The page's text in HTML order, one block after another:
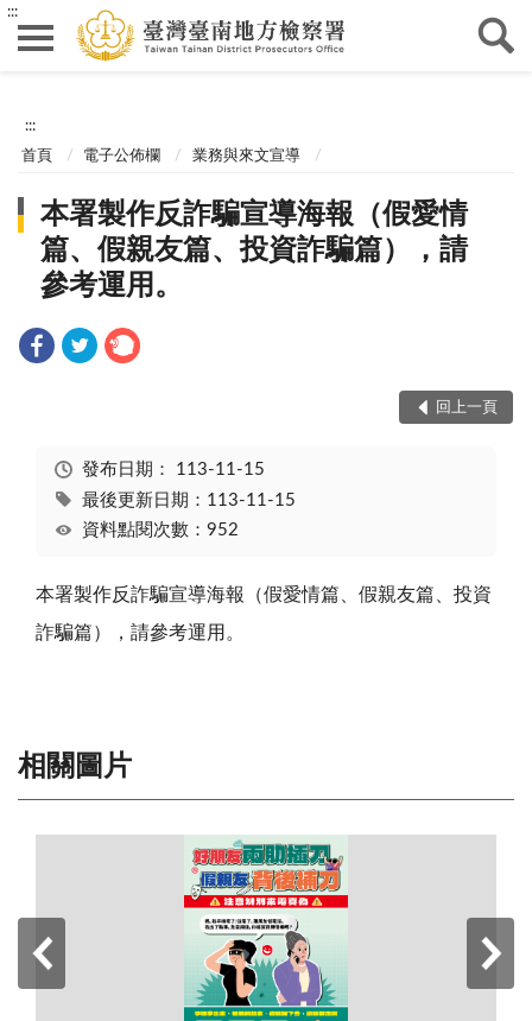
:::
:::
首頁 電子公佈欄 業務與來文宣導
本署製作反詐騙宣導海報（假愛情
篇、假親友篇、投資詐騙篇），請
參考運用。
回上一頁
發布日期： 113-11-15
最後更新日期：113-11-15
資料點閱次數：952
本署製作反詐騙宣導海報（假愛情篇、假親友篇、投資
詐騙篇），請參考運用。
相關圖片